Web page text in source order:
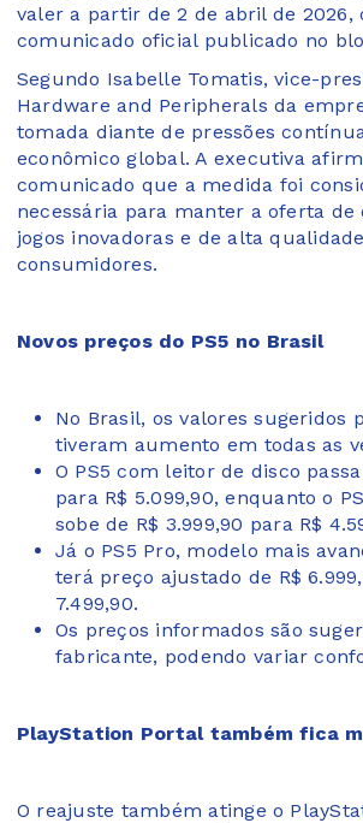
valer a partir de 2 de abril de 2026,
comunicado oficial publicado no
Segundo Isabelle Tomatis, vice-
Hardware and Peripherals da
tomada diante de pressões
econômico global. A executiva
comunicado que a medida foi
necessária para manter a oferta de
jogos inovadoras e de alta
consumidores.
Novos preços do PS5 no Brasil
No Brasil, os valores sugeridos
tiveram aumento em todas as
O PS5 com leitor de disco
para R$ 5.099,90, enquanto o
sobe de R$ 3.999,90 para R$
Já o PS5 Pro, modelo mais
terá preço ajustado de R$
7.499,90.
Os preços informados são
fabricante, podendo variar
PlayStation Portal também fica
O reajuste também atinge o